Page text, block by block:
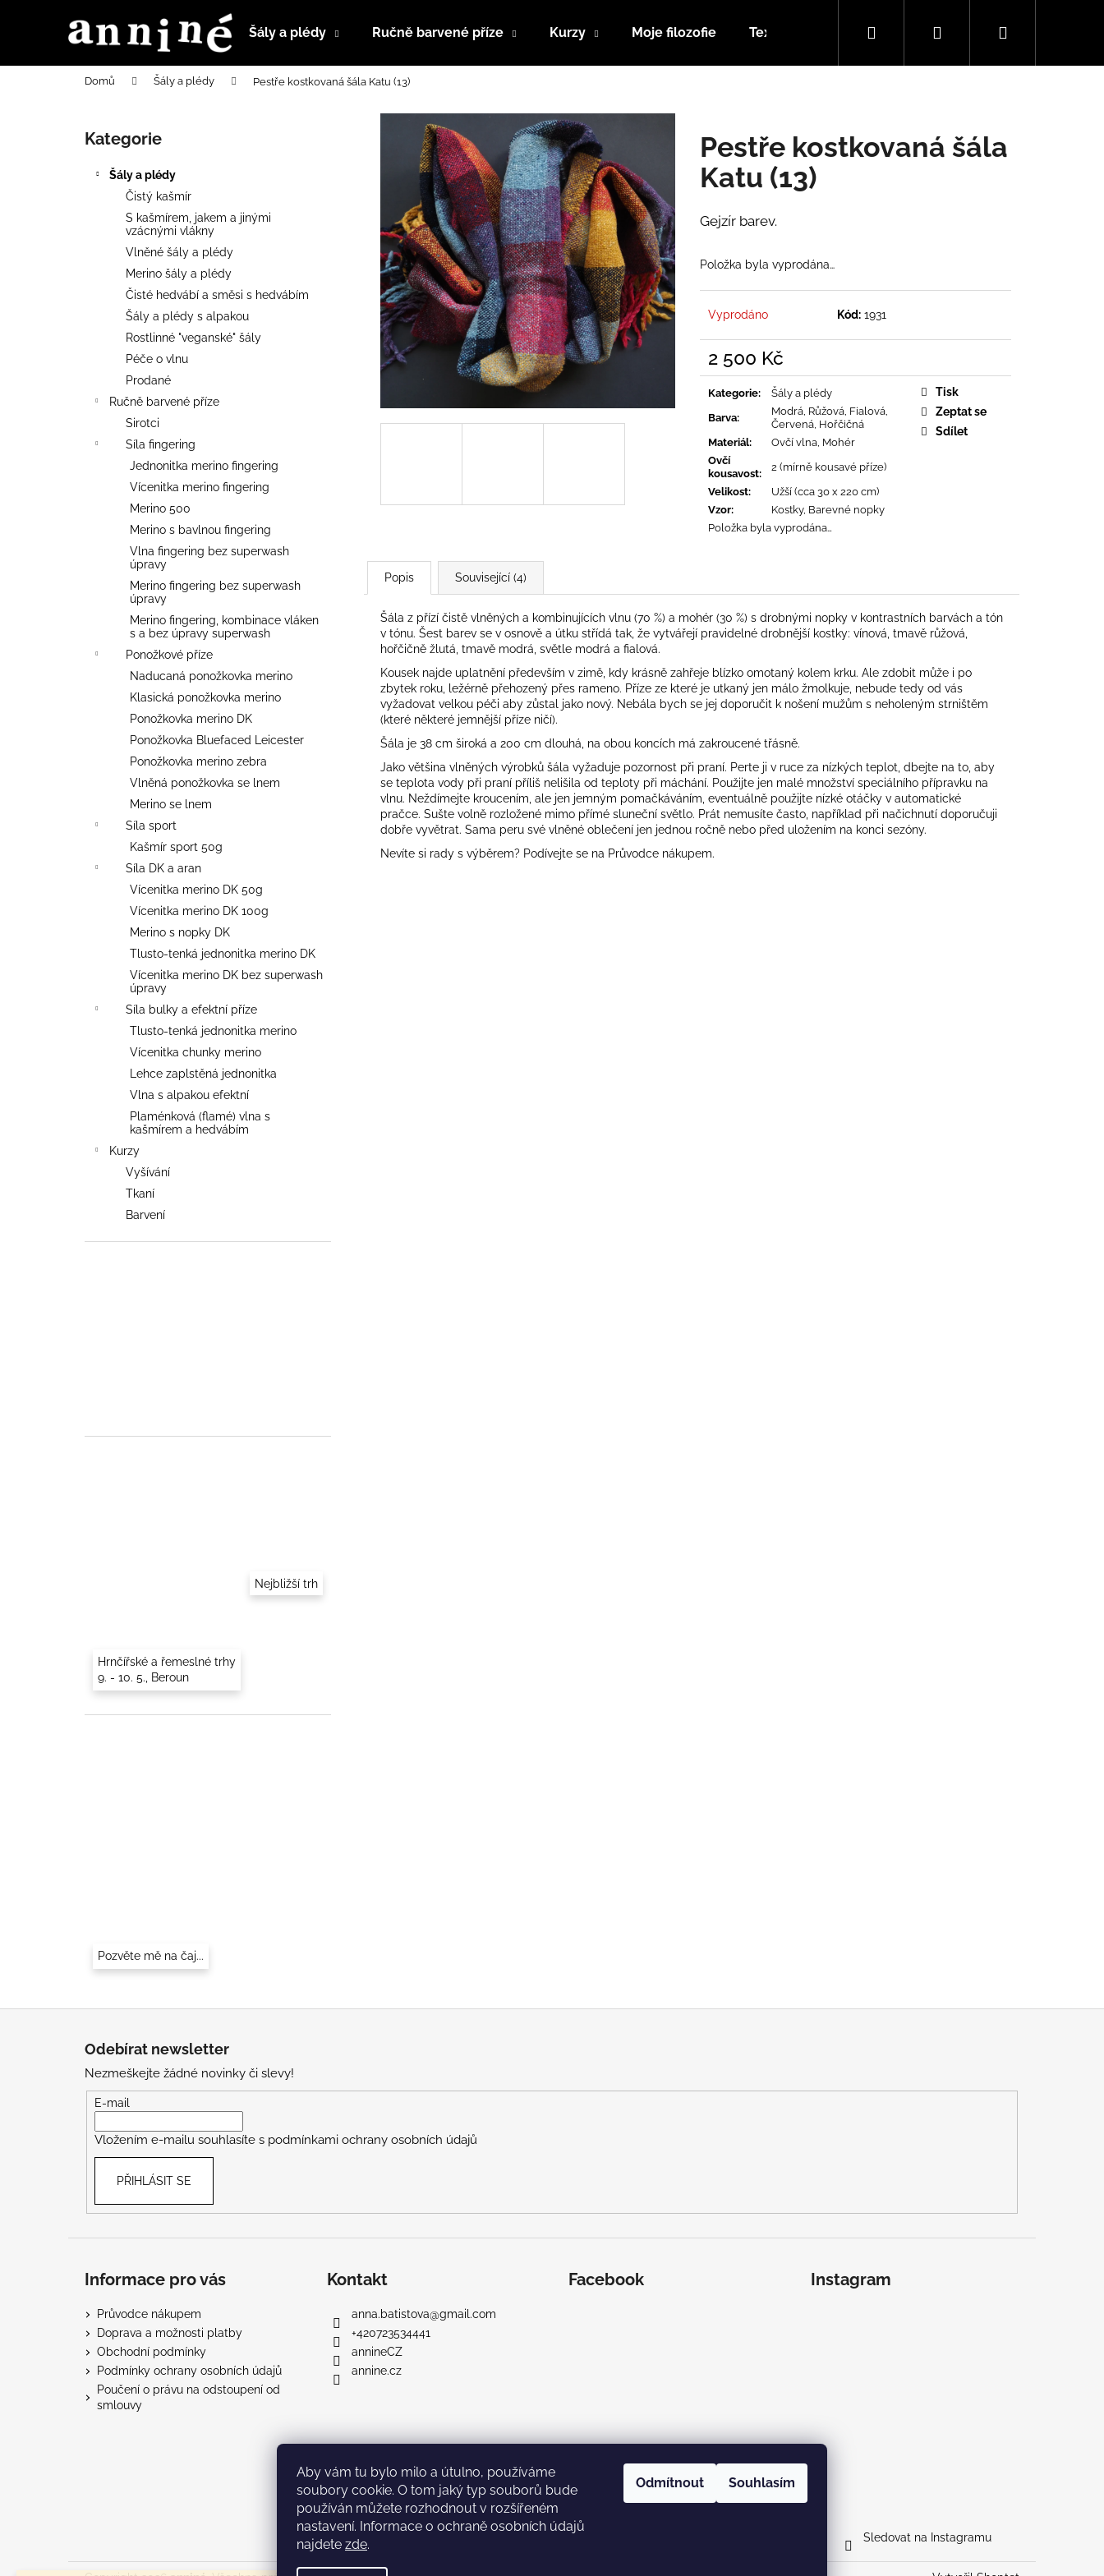
Aby vám tu bylo milo a útulno, používáme
soubory cookie. O tom jaký typ souborů bude
používán můžete rozhodnout v rozšířeném
nastavení. Informace o ochraně osobních údajů
najdete zde.
Odmítnout Souhlasím
Šály a plédy Ručně barvené příze Kurzy Moje filozofie Textilní garáž (návody) Kamenné prodejny
Hledat PřihlášeníNákupní
Domů Šály a plédy Pestře kostkovaná šála Katu (13)
Přeskočit
kategorie
Kategorie
Šály a plédy
Čistý kašmír
S kašmírem, jakem a jinými
vzácnými vlákny
Vlněné šály a plédy
Merino šály a plédy
Čisté hedvábí a směsi s hedvábím
Šály a plédy s alpakou
Rostlinné "veganské" šály
Péče o vlnu
Prodané
Ručně barvené příze
Sirotci
Síla fingering
Jednonitka merino fingering
Vícenitka merino fingering
Merino 500
Merino s bavlnou fingering
Vlna fingering bez superwash
úpravy
Merino fingering bez superwash
úpravy
Merino fingering, kombinace vláken
s a bez úpravy superwash
Ponožkové příze
Naducaná ponožkovka merino
Klasická ponožkovka merino
Ponožkovka merino DK
Ponožkovka Bluefaced Leicester
Ponožkovka merino zebra
Vlněná ponožkovka se lnem
Merino se lnem
Síla sport
Kašmír sport 50g
Síla DK a aran
Vícenitka merino DK 50g
Vícenitka merino DK 100g
Merino s nopky DK
Tlusto-tenká jednonitka merino DK
Vícenitka merino DK bez superwash
úpravy
Síla bulky a efektní příze
Tlusto-tenká jednonitka merino
Vícenitka chunky merino
Lehce zaplstěná jednonitka
Vlna s alpakou efektní
Plaménková (flamé) vlna s
kašmírem a hedvábím
Kurzy
Vyšívání
Tkaní
Barvení
Hrnčířské a řemeslné trhy
9. - 10. 5., Beroun
Nejbližší trh
Pozvěte mě na čaj...
Pestře kostkovaná šála
Katu (13)
Gejzír barev.
Položka byla vyprodána…
Vyprodáno Kód: 1931
2 500 Kč
Měrná
cena:
Kategorie:
Šály a plédy
Barva:
Modrá, Růžová, Fialová,
Červená, Hořčičná
Materiál:
Ovčí vlna, Mohér
Ovčí
kousavost:
2 (mírně kousavé příze)
Velikost:
Užší (cca 30 x 220 cm)
Vzor:
Kostky, Barevné nopky
Položka byla vyprodána…
Tisk
Zeptat se
Sdílet
Popis Související (4)
Šála z přízí čistě vlněných a kombinujících vlnu (70 %) a mohér (30 %) s drobnými nopky v kontrastních barvách a tón
v tónu. Šest barev se v osnově a útku střídá tak, že vytvářejí pravidelné drobnější kostky: vínová, tmavě růžová,
hořčičně žlutá, tmavě modrá, světle modrá a fialová.
Kousek najde uplatnění především v zimě, kdy krásně zahřeje blízko omotaný kolem krku. Ale zdobit může i po
zbytek roku, ležérně přehozený přes rameno. Příze ze které je utkaný jen málo žmolkuje, nebude tedy od vás
vyžadovat velkou péči aby zůstal jako nový. Nebála bych se jej doporučit k nošení mužům s neholeným strništěm
(které některé jemnější příze ničí).
Šála je 38 cm široká a 200 cm dlouhá, na obou koncích má zakroucené třásně.
Jako většina vlněných výrobků šála vyžaduje pozornost při praní. Perte ji v ruce za nízkých teplot, dbejte na to, aby
se teplota vody při praní příliš nelišila od teploty při máchání. Použijte jen malé množství speciálního přípravku na
vlnu. Neždímejte kroucením, ale jen jemným pomačkáváním, eventuálně použijte nízké otáčky v automatické
pračce. Sušte volně rozložené mimo přímé sluneční světlo. Prát nemusíte často, například při načichnutí doporučuji
dobře vyvětrat. Sama peru své vlněné oblečení jen jednou ročně nebo před uložením na konci sezóny.
Nevíte si rady s výběrem? Podívejte se na Průvodce nákupem.
í
Zpět
do
Zpět
do
Co potřebujete najít?
HLEDAT
Doporučujeme
Odebírat newsletter
Nezmeškejte žádné novinky či slevy!
E-mail
Vložením e-mailu souhlasíte s podmínkami ochrany osobních údajů
PŘIHLÁSIT SE
Informace pro vás
Průvodce nákupem
Doprava a možnosti platby
Obchodní podmínky
Podmínky ochrany osobních údajů
Poučení o právu na odstoupení od
smlouvy
Kontakt
anna.batistova@gmail.com
+420723534441
annineCZ
annine.cz
Facebook Instagram
Sledovat na Instagramu